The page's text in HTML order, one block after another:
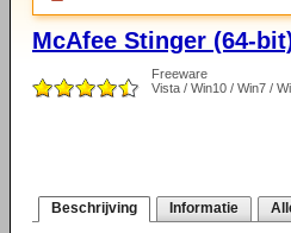
McAfee Stinger (64-
Freeware
Vista / Win10 / Win7 /
Beschrijving Informatie